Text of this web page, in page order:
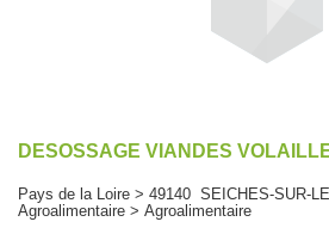
DESOSSAGE VIANDES
Pays de la Loire > 49140 SEICHES-SUR-
Agroalimentaire > Agroalimentaire